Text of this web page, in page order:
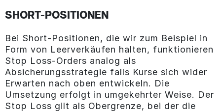
SHORT-POSITIONEN
Bei Short-Positionen, die wir zum Beispiel in
Form von Leerverkäufen halten, funktionieren
Stop Loss-Orders analog als
Absicherungsstrategie falls Kurse sich wider
Erwarten nach oben entwickeln. Die
Umsetzung erfolgt in umgekehrter Weise. Der
Stop Loss gilt als Obergrenze, bei der die